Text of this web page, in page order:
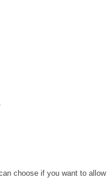
choose if you want to allow